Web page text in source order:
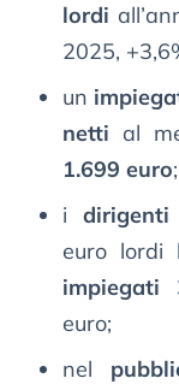
lordi
2025,
un
netti al
1.699 euro;
i dirigenti
euro lordi
impiegati
euro;
nel